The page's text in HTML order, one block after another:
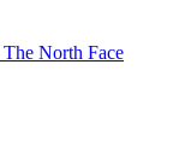
The North Face